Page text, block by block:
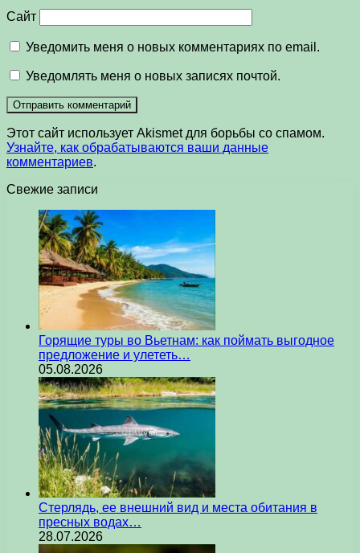
Сайт
Уведомить меня о новых комментариях по email.
Уведомлять меня о новых записях почтой.
Этот сайт использует Akismet для борьбы со спамом.
Узнайте, как обрабатываются ваши данные
комментариев.
Свежие записи
Горящие туры во Вьетнам: как поймать выгодное
предложение и улететь…
05.08.2026
Стерлядь, ее внешний вид и места обитания в
пресных водах…
28.07.2026